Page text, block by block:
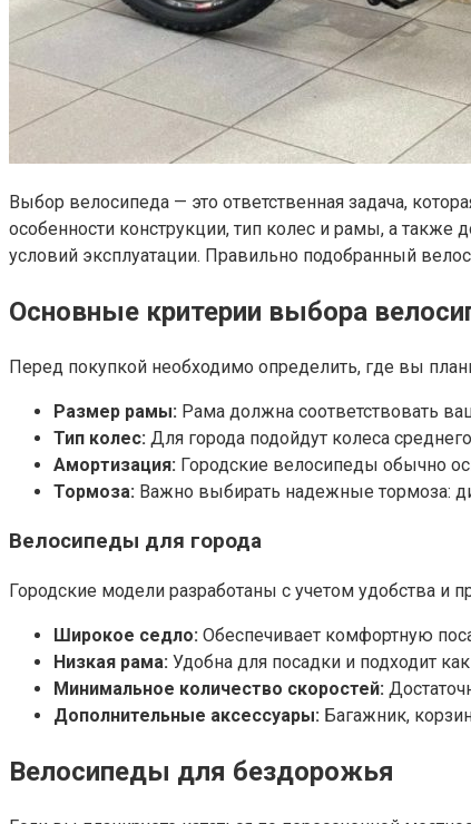
Выбор велосипеда — это ответственная задача,
особенности конструкции, тип колес и рамы, а также
условий эксплуатации. Правильно подобранный
Основные критерии выбора
Перед покупкой необходимо определить, где вы
Размер рамы: Рама должна соответствовать
Тип колес: Для города подойдут колеса
Амортизация: Городские велосипеды обычно
Тормоза: Важно выбирать надежные тормоза:
Велосипеды для города
Городские модели разработаны с учетом удобства и
Широкое седло: Обеспечивает комфортную
Низкая рама: Удобна для посадки и подходит
Минимальное количество скоростей:
Дополнительные аксессуары: Багажник,
Велосипеды для бездорожья